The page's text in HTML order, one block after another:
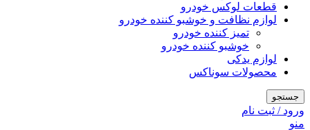
قطعات لوکس خودرو
لوازم نظافت و خوشبو کننده خودرو
تمیز کننده خودرو
خوشبو کننده خودرو
لوازم یدکی
محصولات سوناکس
جستجو
ورود / ثبت نام
منو